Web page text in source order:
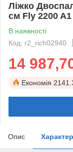
Ліжко
см Fly 2200 A1
В наявності
Код: r2_rich02940
14
Економія
Опис